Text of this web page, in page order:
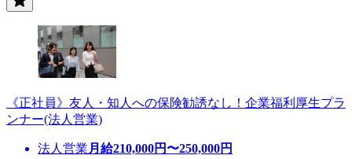
《正社員》友人・知人への保険勧誘なし！企業福利厚生プラ
ンナー(法人営業)
法人営業 月給210,000円〜250,000円